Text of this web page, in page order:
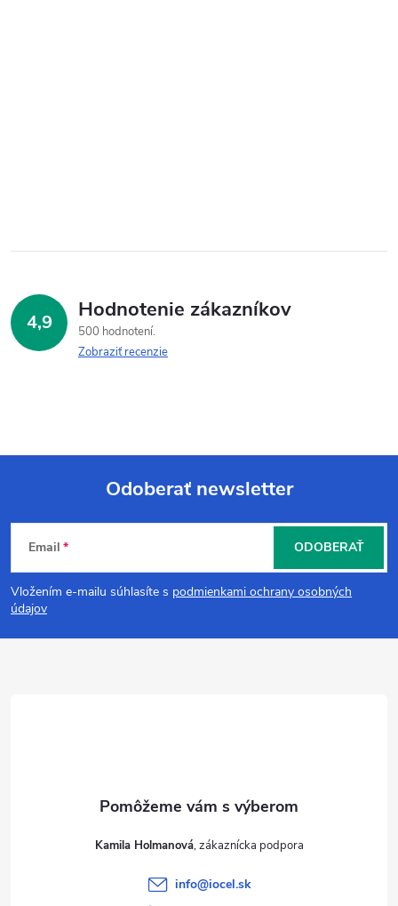
4,9 Hodnotenie zákazníkov
500 hodnotení
Zobraziť recenzie
Z
á
p
Odoberať newsletter
Email
Vložením e-mailu súhlasíte s podmienkami ochrany osobných
údajov
ODOBERAŤ
Kamila Holmanová
info@iocel.sk